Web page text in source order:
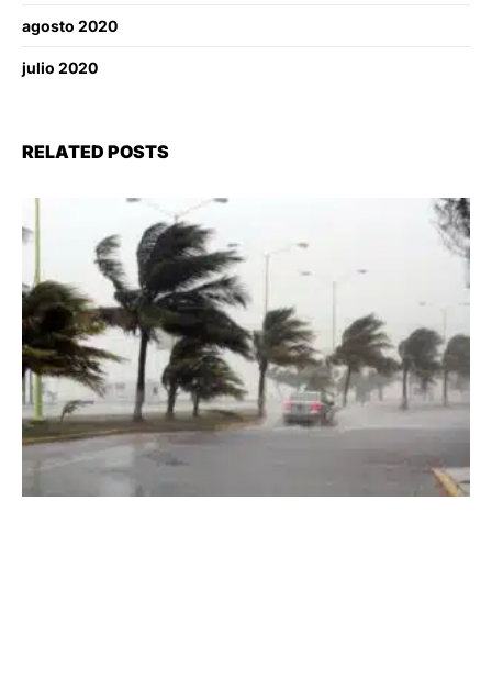
agosto 2020
julio 2020
RELATED POSTS